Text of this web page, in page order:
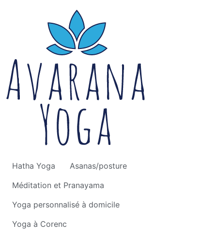
Hatha Yoga
Asanas/posture
Méditation et Pranayama
Yoga personnalisé à domicile
Yoga à Corenc